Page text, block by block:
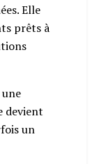
Elle
prêts à
devient
un